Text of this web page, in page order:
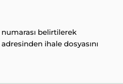
numarası belirtilerek
ihale dosyasını